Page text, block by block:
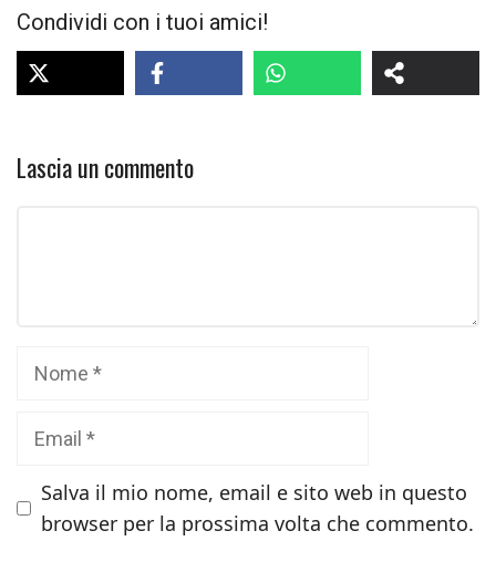
Condividi con i tuoi amici!
Lascia un commento
Salva il mio nome, email e sito web in questo
browser per la prossima volta che commento.